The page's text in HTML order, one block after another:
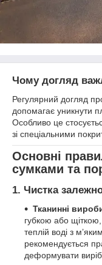
Чому догляд
Регулярний догляд
допомагає уникнути
Особливо це
зі спеціальними
Основні
сумками та
1. Чистка
Тканинні
губкою або
теплій воді з
рекомендується
деформувати виріб.